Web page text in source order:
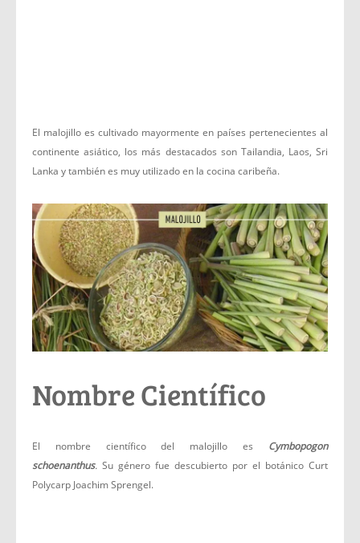
El malojillo es cultivado mayormente en países pertenecientes al
continente asiático, los más destacados son Tailandia, Laos, Sri
Lanka y también es muy utilizado en la cocina caribeña.
Nombre Científico
El nombre científico del malojillo es Cymbopogon
schoenanthus. Su género fue descubierto por el botánico Curt
Polycarp Joachim Sprengel.